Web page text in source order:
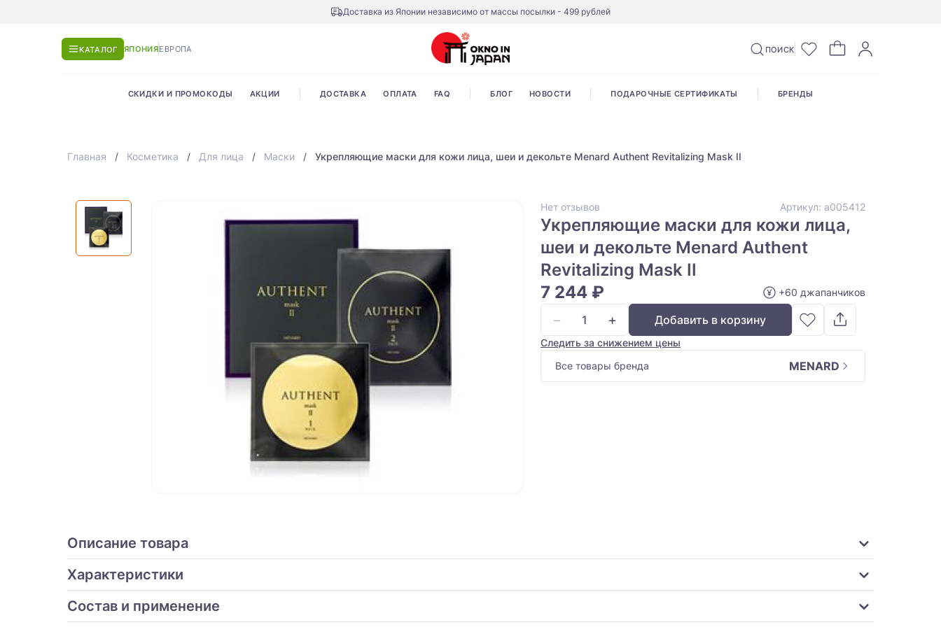
Доставка из Японии независимо от массы посылки - 499 рублей
КАТАЛОГ ЯПОНИЯЕВРОПА ПОИСК
СКИДКИ И ПРОМОКОДЫ АКЦИИ ДОСТАВКА ОПЛАТА FAQ БЛОГ НОВОСТИ ПОДАРОЧНЫЕ СЕРТИФИКАТЫ БРЕНДЫ
Главная Косметика Для лица Маски Укрепляющие маски для кожи лица, шеи и декольте Menard Authent Revitalizing Mask II
Нет отзывов Артикул: а005412
Укрепляющие маски для кожи лица,
шеи и декольте Menard Authent
Revitalizing Mask II
7 244 ₽
+60 джапанчиков
− + Добавить в корзину
Следить за снижением цены
Все товары бренда
MENARD
Описание товара
Характеристики
Состав и применение